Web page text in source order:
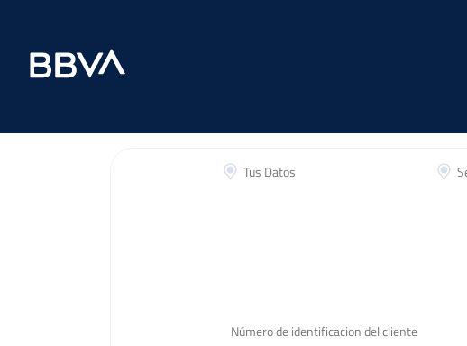
Tus Datos
Número de identificacion del cliente